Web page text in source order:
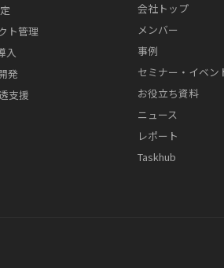
ト管理
入
発
支援
会社トップ
メンバー
事例
セミナー・イベン
お役立ち資料
ニュース
レポート
Taskhub